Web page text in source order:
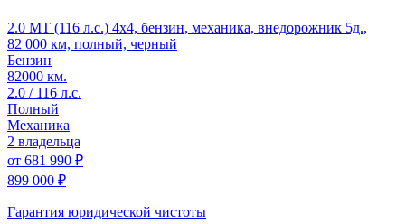
2.0 MT (116 л.с.) 4x4, бензин, механика, внедорожник 5д.,
82 000 км, полный, черный
Бензин
82000 км.
2.0 / 116 л.с.
Полный
Механика
2 владельца
от 681 990 ₽
899 000 ₽
Гарантия юридической чистоты